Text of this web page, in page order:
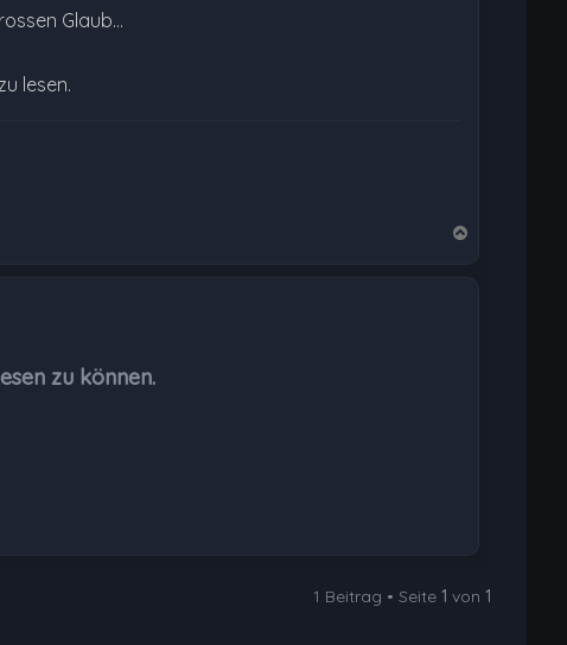
Glaub…
lesen.
zu können.
1 Beitrag • Seite1 von1